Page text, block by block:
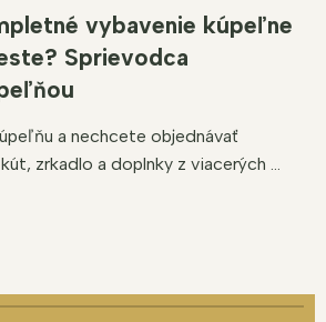
vybavenie kúpeľne
Sprievodca
a nechcete objednávať
zrkadlo a doplnky z viacerých ...